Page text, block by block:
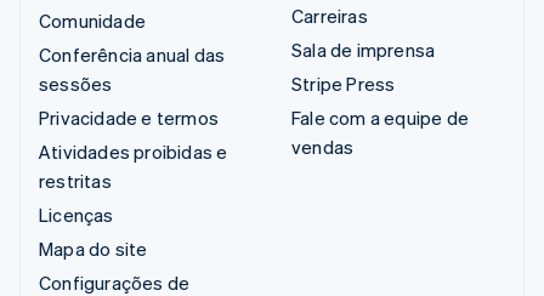
Comunidade
Conferência anual das
sessões
Privacidade e termos
Atividades proibidas e
restritas
Licenças
Mapa do site
Configurações de
Carreiras
Sala de imprensa
Stripe Press
Fale com a equipe de
vendas